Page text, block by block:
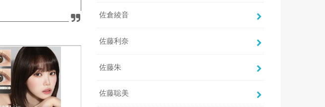
佐倉綾音
佐藤利奈
佐藤朱
佐藤聡美